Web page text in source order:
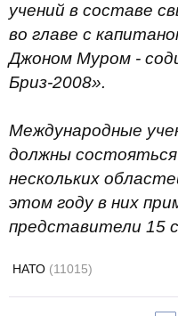
учений в составе
во главе с
Джоном Муром -
Бриз-2008».
Международные
должны
нескольких
этом году в них
представители 15
НАТО (11015)